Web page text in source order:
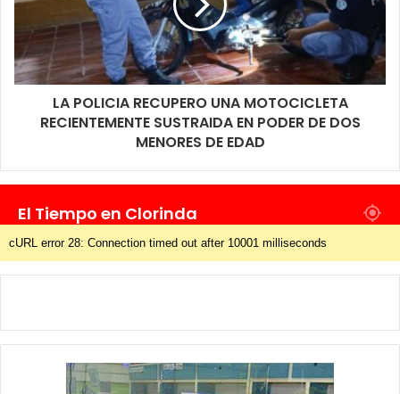
LA POLICIA RECUPERO UNA MOTOCICLETA
RECIENTEMENTE SUSTRAIDA EN PODER DE DOS
MENORES DE EDAD
El Tiempo en Clorinda
cURL error 28: Connection timed out after 10001 milliseconds